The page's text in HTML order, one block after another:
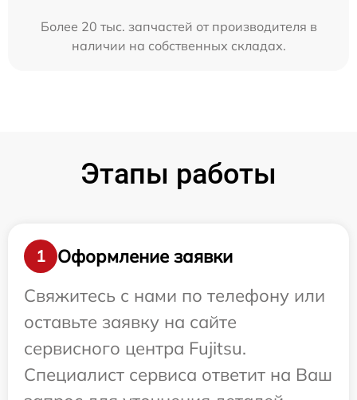
Более 20 тыс. запчастей от производителя в
наличии на собственных складах.
Этапы работы
1
Оформление заявки
Свяжитесь с нами по телефону или
оставьте заявку на сайте
сервисного центра Fujitsu.
Специалист сервиса ответит на Ваш